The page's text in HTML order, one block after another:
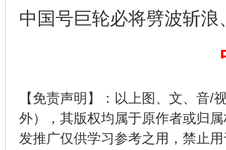
中国号巨轮必将劈波斩浪
【免责声明】：以上图、文、音/
外），其版权均属于原作者或归
发推广仅供学习参考之用，禁止
谢